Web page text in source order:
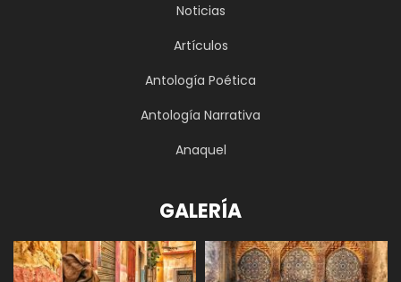
Noticias
Artículos
Antología Poética
Antología Narrativa
Anaquel
GALERÍA